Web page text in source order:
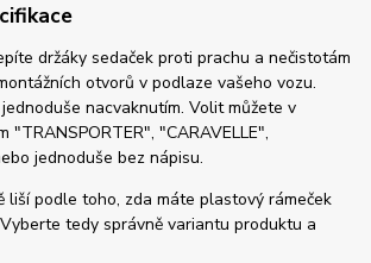
držáky sedaček proti prachu a nečistotám
otvorů v podlaze vašeho vozu.
nacvaknutím. Volit můžete v
"TRANSPORTER", "CARAVELLE",
jednoduše bez nápisu.
liší podle toho, zda máte plastový rámeček
tedy správně variantu produktu a